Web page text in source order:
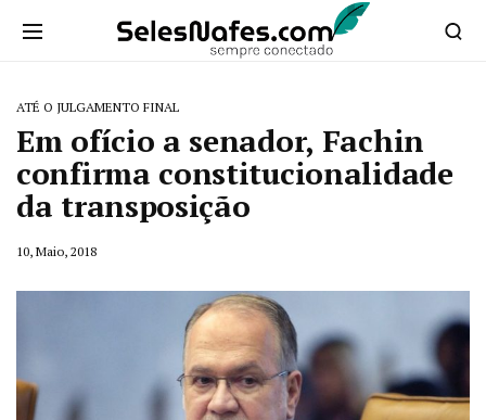
ATÉ O JULGAMENTO FINAL
Em ofício a senador, Fachin
confirma constitucionalidade
da transposição
10, Maio, 2018